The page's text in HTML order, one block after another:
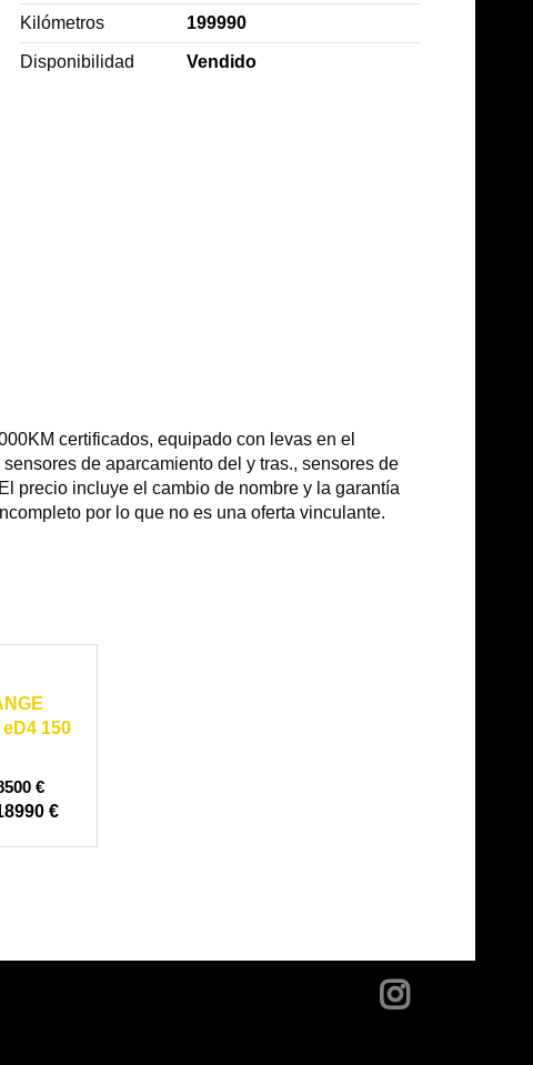
Kilómetros 199990
Disponibilidad Vendido
certificados, equipado con levas en el
de aparcamiento del y tras., sensores de
precio incluye el cambio de nombre y la garantía
por lo que no es una oferta vinculante.
eD4 150
€
€